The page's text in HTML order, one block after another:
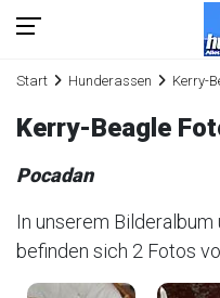
Start Hunderassen Kerry-
Kerry-Beagle
Pocadan
In unserem Bilderalbum
befinden sich 2 Fotos